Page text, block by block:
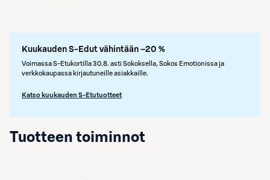
Kuukauden S-Edut vähintään –20 %
Voimassa S-Etukortilla 30.8. asti Sokoksella, Sokos Emotionissa ja
verkkokaupassa kirjautuneille asiakkaille.
Katso kuukauden S-Etutuotteet
Tuotteen toiminnot